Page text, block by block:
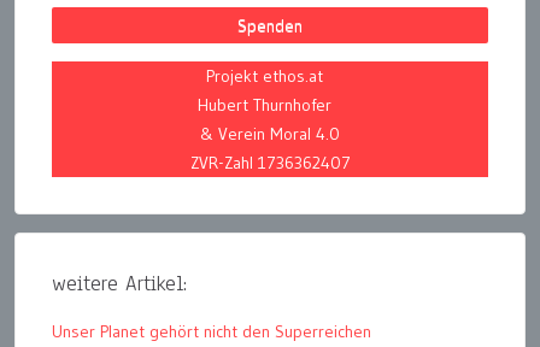
Spenden
Projekt ethos.at
Hubert Thurnhofer
& Verein Moral 4.0
ZVR-Zahl 1736362407
weitere Artikel:
Unser Planet gehört nicht den Superreichen